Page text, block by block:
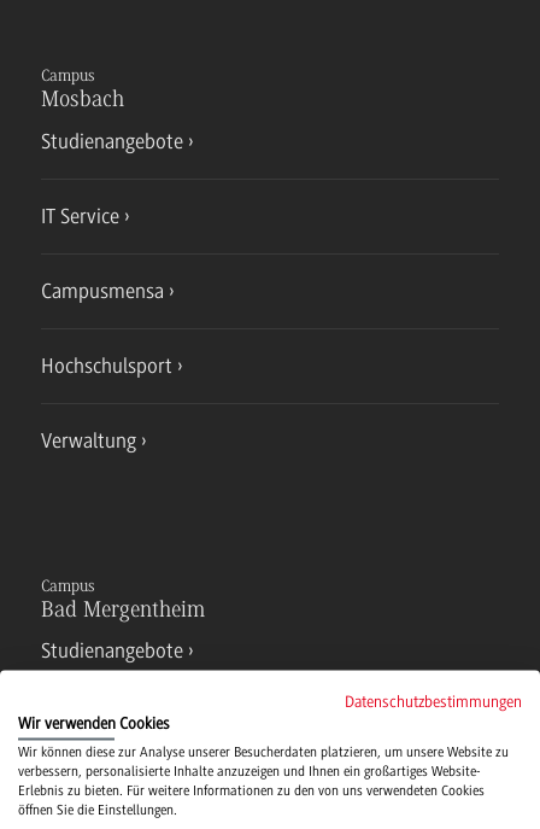
Campus
Mosbach
Studienangebote
IT Service
Campusmensa
Hochschulsport
Verwaltung
Campus
Bad Mergentheim
Studienangebote
IT Service
Campusmensa
Datenschutzbestimmungen
Wir verwenden Cookies
Wir können diese zur Analyse unserer Besucherdaten platzieren, um unsere Website zu
verbessern, personalisierte Inhalte anzuzeigen und Ihnen ein großartiges Website-
Erlebnis zu bieten. Für weitere Informationen zu den von uns verwendeten Cookies
öffnen Sie die Einstellungen.